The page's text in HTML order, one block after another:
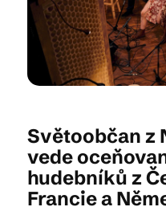
Kam vyrazit
CS
© 2026
Světoobčan z
vede
hudebníků z
Francie a